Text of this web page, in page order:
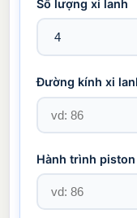
Số lượng xi lanh
Đường kính xi
Hành trình piston